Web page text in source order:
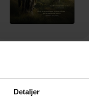
Detaljer
Elly Griffiths